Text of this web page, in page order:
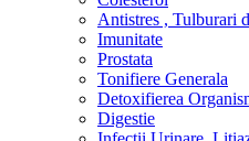
Antistres , Tulburari
Imunitate
Prostata
Tonifiere Generala
Detoxifierea
Digestie